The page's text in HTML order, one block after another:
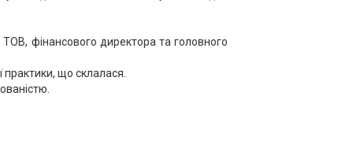
ТОВ, фінансового директора та головного
практики, що склалася.